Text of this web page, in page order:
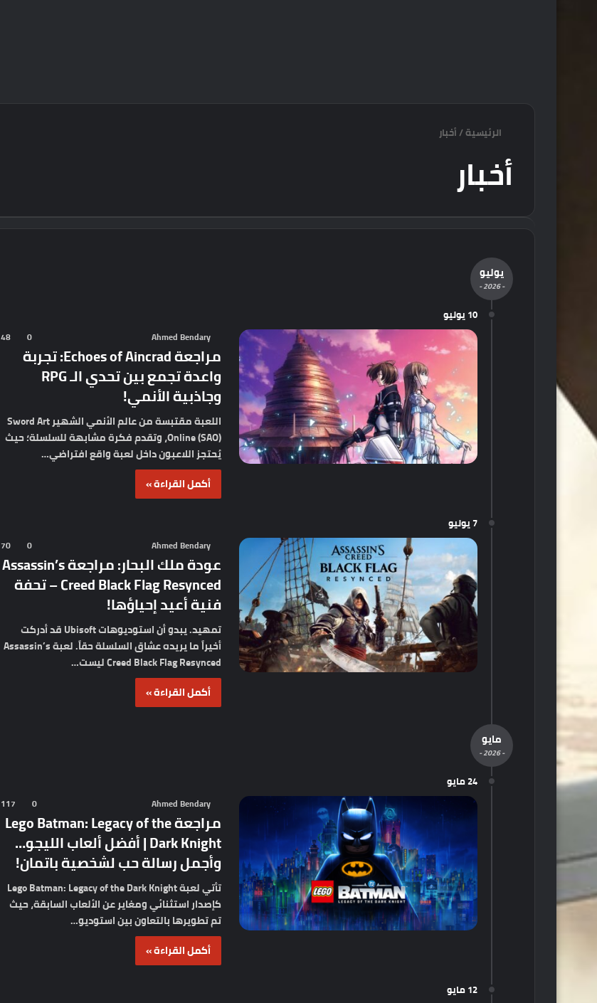
الرئيسية/أخبار
أخبار
يوليو
- 2026 -
10 يوليو
Ahmed Bendary
0
48
مراجعة Echoes of Aincrad: تجربة
واعدة تجمع بين تحدي الـ RPG
وجاذبية الأنمي!
اللعبة مقتبسة من عالم الأنمي الشهير Sword Art
Online (SAO)، وتقدم فكرة مشابهة للسلسلة؛ حيث
يُحتجز اللاعبون داخل لعبة واقع افتراضي…
أكمل القراءة »
7 يوليو
Ahmed Bendary
0
70
عودة ملك البحار: مراجعة Assassin’s
Creed Black Flag Resynced – تحفة
فنية أعيد إحياؤها!
تمهيد. يبدو أن استوديوهات Ubisoft قد أدركت
أخيراً ما يريده عشاق السلسلة حقاً. لعبة Assassin’s
Creed Black Flag Resynced ليست…
أكمل القراءة »
مايو
- 2026 -
24 مايو
Ahmed Bendary
0
117
مراجعة Lego Batman: Legacy of the
Dark Knight | أفضل ألعاب الليجو…
وأجمل رسالة حب لشخصية باتمان!
تأتي لعبة Lego Batman: Legacy of the Dark Knight
كإصدار استثنائي ومغاير عن الألعاب السابقة، حيث
تم تطويرها بالتعاون بين استوديو…
أكمل القراءة »
12 مايو